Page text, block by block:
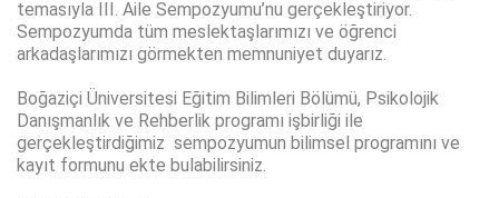
temasıyla III. Aile Sempozyumu’nu gerçekleştiriyor.
Sempozyumda tüm meslektaşlarımızı ve öğrenci
arkadaşlarımızı görmekten memnuniyet duyarız.
Boğaziçi Üniversitesi Eğitim Bilimleri Bölümü, Psikolojik
Danışmanlık ve Rehberlik programı işbirliği ile
gerçekleştirdiğimiz sempozyumun bilimsel programını ve
kayıt formunu ekte bulabilirsiniz.